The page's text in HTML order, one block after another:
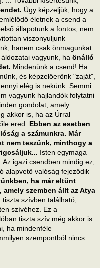
Úgy képzeljük, hogy a
életnek a csend a
állapotunk a fontos, nem
viszonyuljunk
hanem csak önmagunkat
vagyunk, ha önálló
Mindenünk a csend! Ha
és képzelőerőnk "zaját",
elég is nekünk. Semmi
vagyunk hajlandók folytatni
gondolat, amely
akkor is, ha az Úrral
ered. Ebben az esetben
a számunkra. Már
nem teszünk, minthogy a
Isten egymaga
igazi csendben mindig ez,
alapvető valóság fejeződik
ha már eltűnt
szemben állt az Atya
tiszta szívben található,
szívéhez. Ez a
tiszta szív még akkor is
ha mindenféle
szempontból nincs